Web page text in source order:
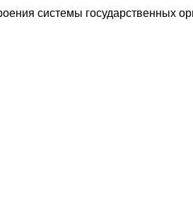
системы государственных